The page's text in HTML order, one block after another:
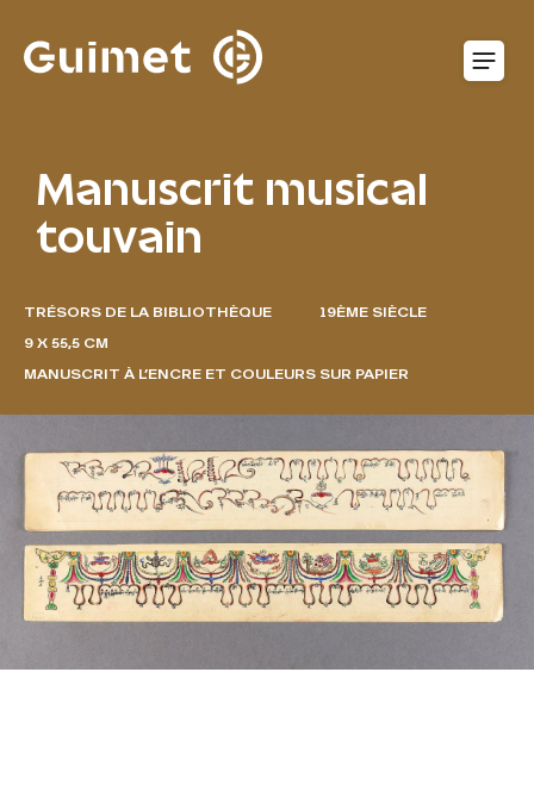
Manuscrit musical
touvain
TRÉSORS DE LA BIBLIOTHÈQUE 19ÈME SIÈCLE
9 X 55,5 CM
MANUSCRIT À L’ENCRE ET COULEURS SUR PAPIER